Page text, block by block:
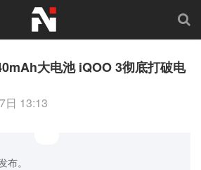
大电池 iQOO 3彻底打破电
日 13:13
。